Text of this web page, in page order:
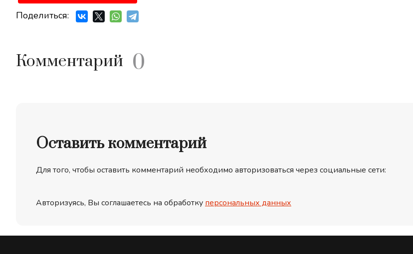
Поделиться:
Комментарий 0
Оставить комментарий
Для того, чтобы оставить комментарий необходимо авторизоваться через социальные сети:
Авторизуясь, Вы соглашаетесь на обработку персональных данных